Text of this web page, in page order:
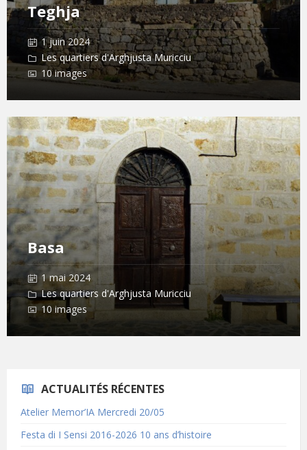
Teghja
1 juin 2024
Les quartiers d'Arghjusta Muricciu
10 images
Basa
1 mai 2024
Les quartiers d'Arghjusta Muricciu
10 images
Open
Gallery
ACTUALITÉS RÉCENTES
Atelier Memor’IA Mercredi 20/05
Festa di I Sensi 2016-2026 10 ans d’histoire